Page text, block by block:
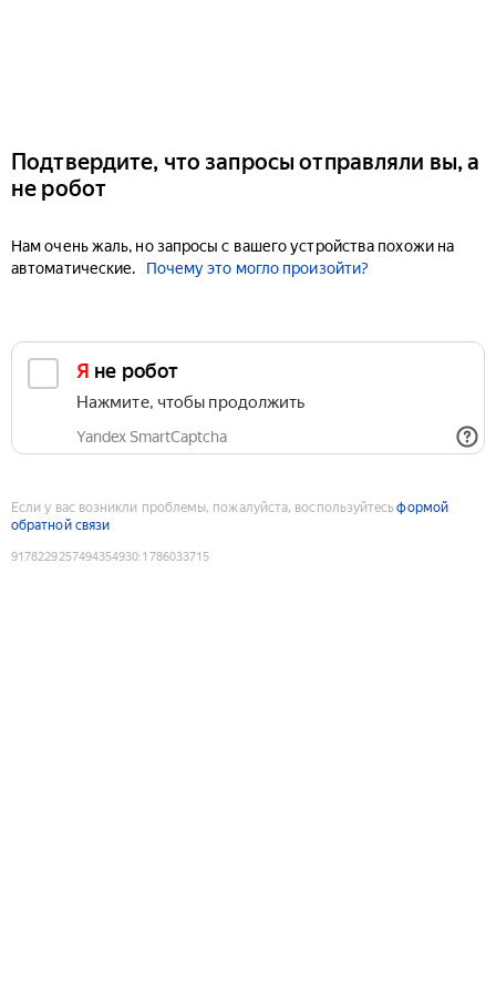
Подтвердите, что запросы отправляли вы, а
не робот
Нам очень жаль, но запросы с вашего устройства похожи на
автоматические.
Почему это могло произойти?
Я не робот
Нажмите, чтобы продолжить
Yandex SmartCaptcha
Если у вас возникли проблемы, пожалуйста, воспользуйтесьформой
обратной связи
9178229257494354930:1786033715